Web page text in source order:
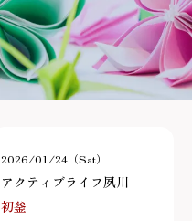
2026/01/24（Sat）
アクティブライフ夙川
初釜